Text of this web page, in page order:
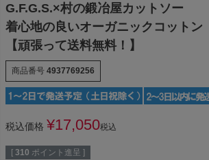
G.F.G.S.×村の鍛冶屋カットソー
着心地の良いオーガニックコットン
【頑張って送料無料！】
商品番号 4937769256
税込価格 ¥17,050税込
[ 310 ポイント進呈 ]